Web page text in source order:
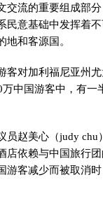
交流的重要组成部
民意基础中发挥着
地和客源国。
客对加利福尼亚州
中国游客中，有一
员赵美心（judy chu
店依赖与中国旅行
游客减少而被取消